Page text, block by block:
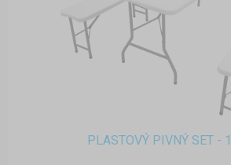
PLASTOVÝ PIVNÝ SET -